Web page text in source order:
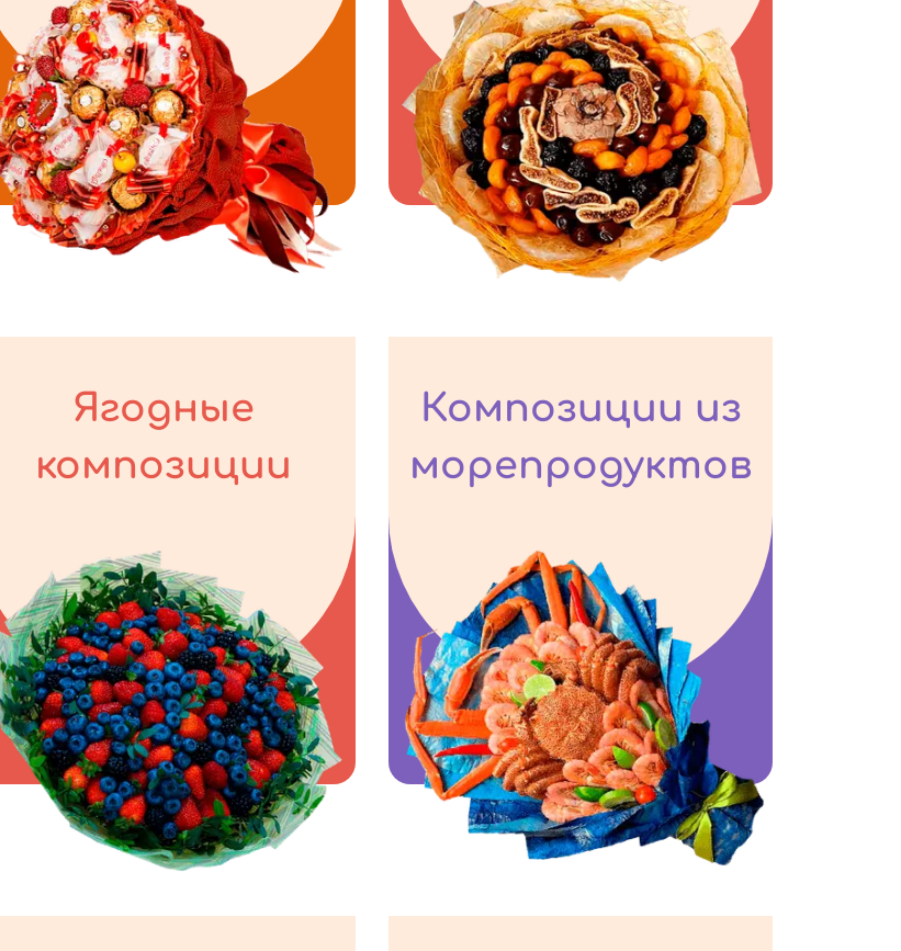
Ягодные
композиции
Композиции из
морепродуктов